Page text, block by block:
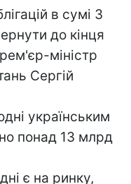
в сумі 3
до кінця
міністр
Сергій
українським
понад 13 млрд
є на ринку,